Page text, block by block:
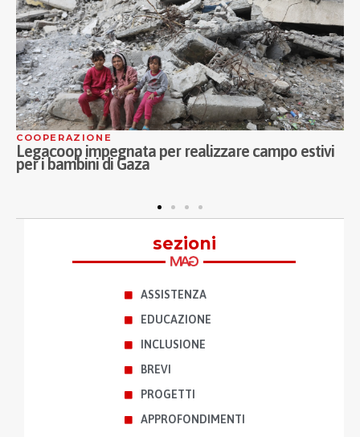
COOPERAZIONE
Legacoop impegnata per realizzare campo estivi
per i bambini di Gaza
sezioni
ASSISTENZA
EDUCAZIONE
INCLUSIONE
BREVI
PROGETTI
APPROFONDIMENTI